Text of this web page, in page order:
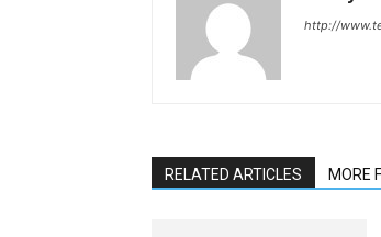
http://
RELATED ARTICLES MORE